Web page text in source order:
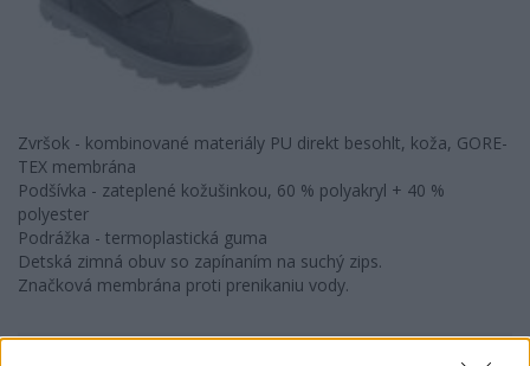
Zvršok - kombinované materiály PU direkt besohlt, koža, GORE-
TEX membrána
Podšívka - zateplené kožušinkou, 60 % polyakryl + 40 %
polyester
Podrážka - termoplastická guma
Detská zimná obuv so zapínaním na suchý zips.
Značková membrána proti prenikaniu vody.